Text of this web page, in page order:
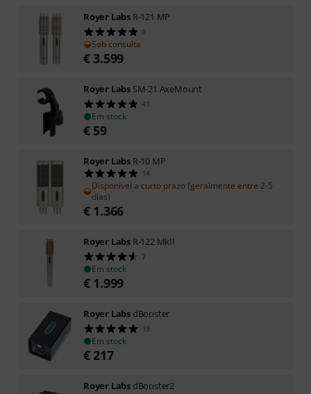
Royer Labs R-121 MP
8
Sob consulta
€ 3.599
Royer Labs SM-21 AxeMount
41
Em stock
€ 59
Royer Labs R-10 MP
14
Disponível a curto prazo (geralmente entre 2-5
dias)
€ 1.366
Royer Labs R-122 MkII
7
Em stock
€ 1.999
Royer Labs dBooster
19
Em stock
€ 217
Royer Labs dBooster2